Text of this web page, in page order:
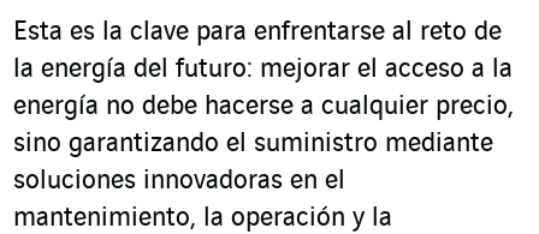
Esta es la clave para enfrentarse al reto de
la energía del futuro: mejorar el acceso a la
energía no debe hacerse a cualquier precio,
sino garantizando el suministro mediante
soluciones innovadoras en el
mantenimiento, la operación y la